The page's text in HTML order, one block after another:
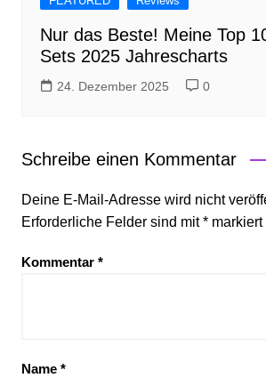
Nur das Beste! Meine Top
Sets 2025 Jahrescharts
24. Dezember 2025 0
Schreibe einen Kommentar
Deine E-Mail-Adresse wird nicht
Erforderliche Felder sind mit*markiert
Kommentar *
Name *